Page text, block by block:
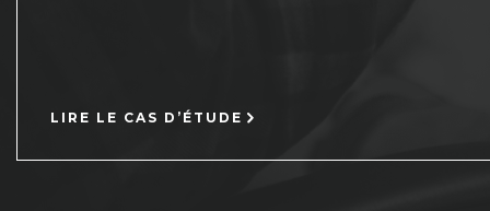
LIRE LE CAS D’ÉTUDE